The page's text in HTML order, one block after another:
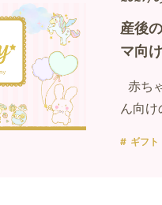
産後
マ向
赤ち
ん向
ギフト